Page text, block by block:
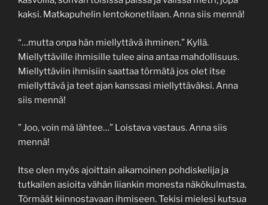
kaksi. Matkapuhelin lentokonetilaan. Anna siis mennä!
“…mutta onpa hän miellyttävä ihminen.” Kyllä.
Miellyttäville ihmisille tulee aina antaa mahdollisuus.
Miellyttäviin ihmisiin saattaa törmätä jos olet itse
miellyttävä ja teet ajan kanssasi miellyttäväksi. Anna
siis mennä!
” Joo, voin mä lähtee…” Loistava vastaus. Anna siis
mennä!
Itse olen myös ajoittain aikamoinen pohdiskelija ja
tutkailen asioita vähän liiankin monesta näkökulmasta.
Törmäät kiinnostavaan ihmiseen. Tekisi mielesi kutsua